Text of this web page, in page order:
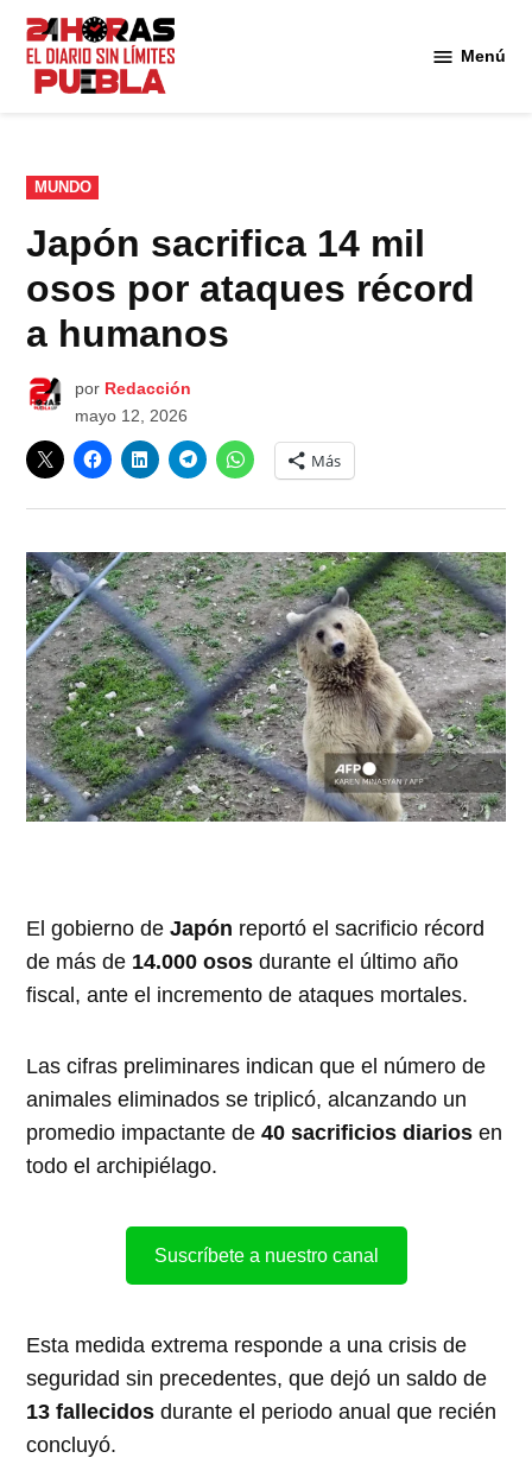
Saltar
contenido
Menú
PUBLICADO
EN
MUNDO
Japón sacrifica 14 mil
osos por ataques récord
a humanos
por Redacción
mayo 12, 2026
Más
El gobierno deJapón reportó el sacrificio récord
de más de 14.000 osos durante el último año
fiscal, ante el incremento de ataques mortales.
Las cifras preliminares indican que el número de
animales eliminados se triplicó, alcanzando un
promedio impactante de40 sacrificios diarios en
todo el archipiélago.
Suscríbete a nuestro canal
Esta medida extrema responde a una crisis de
seguridad sin precedentes, que dejó un saldo de
13 fallecidos durante el periodo anual que recién
concluyó.